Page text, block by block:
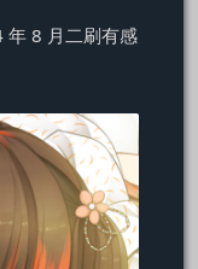
月二刷有感